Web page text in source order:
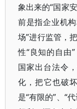
象出来的“国家
前是指企业机
场”进行监管，
性“良知的自由
国家出台法令
化，把它也破
是“有限的”、“